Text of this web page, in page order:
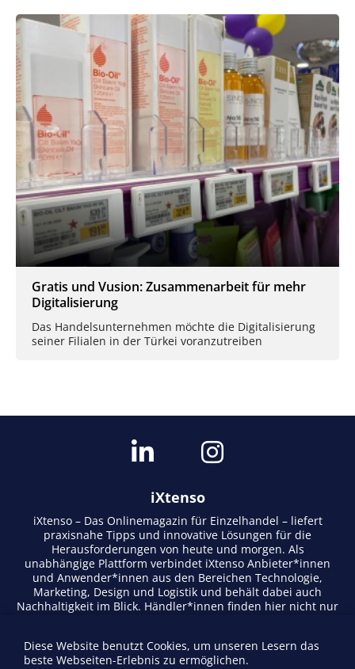
Gratis und Vusion: Zusammenarbeit für mehr
Digitalisierung
Das Handelsunternehmen möchte die Digitalisierung
seiner Filialen in der Türkei voranzutreiben
iXtenso
iXtenso – Das Onlinemagazin für Einzelhandel – liefert
praxisnahe Tipps und innovative Lösungen für die
Herausforderungen von heute und morgen. Als
unabhängige Plattform verbindet iXtenso Anbieter*innen
und Anwender*innen aus den Bereichen Technologie,
Marketing, Design und Logistik und behält dabei auch
Nachhaltigkeit im Blick. Händler*innen finden hier nicht nur
lebendigen Schreibstil und relevantem Content fördert das
Magazin den Austausch innerhalb der Retail-Community.
Diese Website benutzt Cookies, um unseren Lesern das
beste Webseiten-Erlebnis zu ermöglichen.